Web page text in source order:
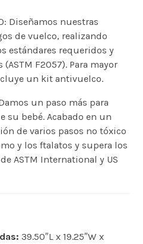
Diseñamos nuestras
de vuelco, realizando
estándares requeridos y
F2057). Para mayor
un kit antivuelco.
Damos un paso más para
su bebé. Acabado en un
de varios pasos no tóxico
y los ftalatos y supera los
ASTM International y US
39.50″L x 19.25″W x